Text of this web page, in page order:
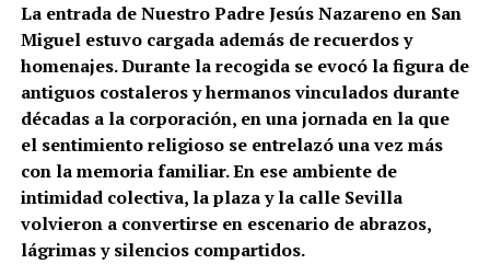
La entrada de Nuestro Padre Jesús Nazareno en San
Miguel estuvo cargada además de recuerdos y
homenajes. Durante la recogida se evocó la figura de
antiguos costaleros y hermanos vinculados durante
décadas a la corporación, en una jornada en la que
el sentimiento religioso se entrelazó una vez más
con la memoria familiar. En ese ambiente de
intimidad colectiva, la plaza y la calle Sevilla
volvieron a convertirse en escenario de abrazos,
lágrimas y silencios compartidos.